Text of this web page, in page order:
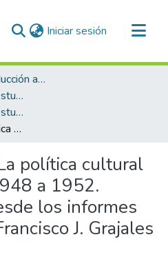
Iniciar sesión (current)
Investigación. Producción académica
Anuario del Centro de Estudios Superiores de México y Centroamérica
Anuario del Centro de Estudios Superiores de México y Centroamérica 2012
Torre de Babel. La política cultural en Chiapas de 1948 a 1952. Acercamiento desde los informes de gobierno de Francisco J. Grajales Godoy
política cultural
a 1952.
los informes
J. Grajales